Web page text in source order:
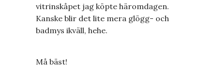
vitrinskåpet jag köpte häromdagen.
Kanske blir det lite mera glögg- och
badmys ikväll, hehe.
Må bäst!